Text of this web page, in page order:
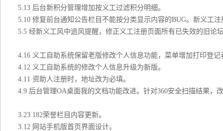
5.13 后台新积分管理增加按义工过滤积分明细。
5.10 修复前台通知公告栏目不能按分类显示内容的BUG。新义工
5.5 经新义工风中追风提醒，修正义工注册页面所有已失效的旧论
4.16 义工自助系统保留老版修改个人信息功能，菜单增加打印登记
4.12 义工自助系统的修改个人信息升级为新版。
4.11 资助人注册时，地址改为必填。
4.9 后台管理OA桌面我的文档功能改进。针对360安全扫描结果，
3.23 182荣誉栏目内容更新。
3.12 网站手机版首页界面设计。